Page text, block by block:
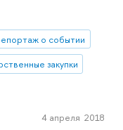
о событии
закупки
4 апреля 2018